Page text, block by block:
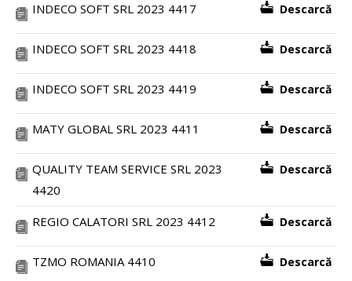
INDECO SOFT SRL 2023 4417 Descarcă
INDECO SOFT SRL 2023 4418 Descarcă
INDECO SOFT SRL 2023 4419 Descarcă
MATY GLOBAL SRL 2023 4411 Descarcă
QUALITY TEAM SERVICE SRL 2023
4420
Descarcă
REGIO CALATORI SRL 2023 4412 Descarcă
TZMO ROMANIA 4410 Descarcă